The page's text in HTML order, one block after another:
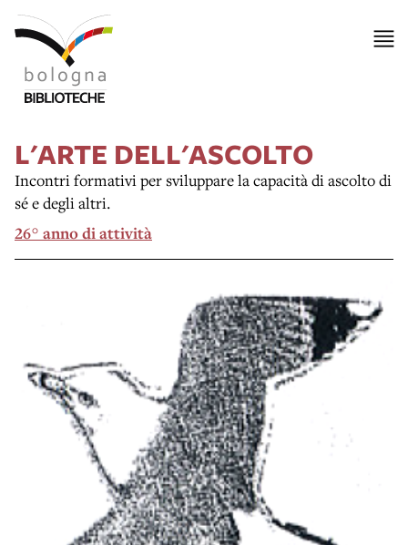
L'ARTE DELL'ASCOLTO
Incontri formativi per sviluppare la capacità di ascolto di
sé e degli altri.
26° anno di attività